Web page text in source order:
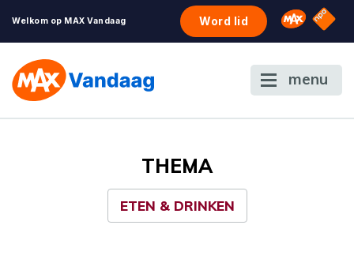
Welkom op MAX Vandaag Word lid Omroep
NPO
menu
THEMA
ETEN & DRINKEN